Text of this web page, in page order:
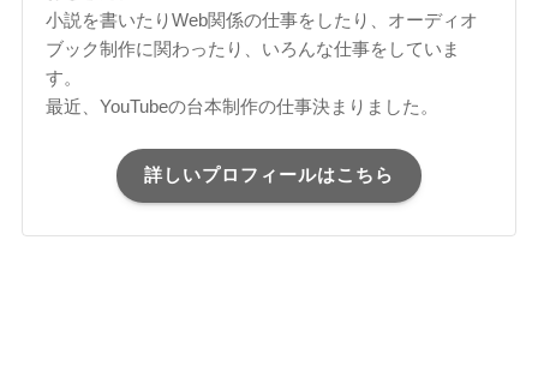
小説を書いたりWeb関係の仕事をしたり、オーディオ
ブック制作に関わったり、いろんな仕事をしていま
す。
最近、YouTubeの台本制作の仕事決まりました。
詳しいプロフィールはこちら